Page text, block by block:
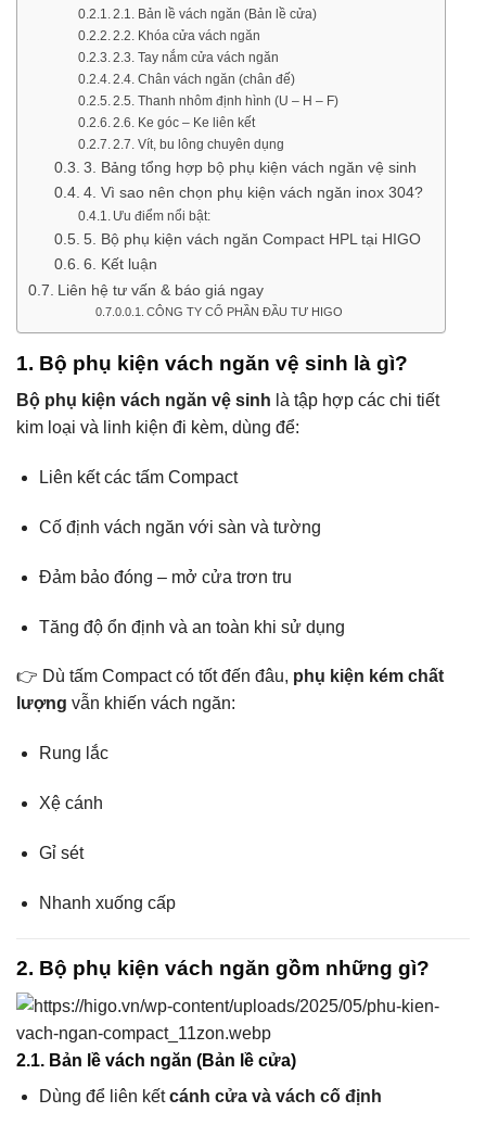
2.1. Bản lề vách ngăn (Bản lề cửa)
2.2. Khóa cửa vách ngăn
2.3. Tay nắm cửa vách ngăn
2.4. Chân vách ngăn (chân đế)
2.5. Thanh nhôm định hình (U – H – F)
2.6. Ke góc – Ke liên kết
2.7. Vít, bu lông chuyên dụng
3. Bảng tổng hợp bộ phụ kiện vách ngăn vệ sinh
4. Vì sao nên chọn phụ kiện vách ngăn inox 304?
Ưu điểm nổi bật:
5. Bộ phụ kiện vách ngăn Compact HPL tại HIGO
6. Kết luận
Liên hệ tư vấn & báo giá ngay
CÔNG TY CỔ PHẦN ĐẦU TƯ HIGO
1. Bộ phụ kiện vách ngăn vệ sinh là gì?
Bộ phụ kiện vách ngăn vệ sinh là tập hợp các chi tiết
kim loại và linh kiện đi kèm, dùng để:
Liên kết các tấm Compact
Cố định vách ngăn với sàn và tường
Đảm bảo đóng – mở cửa trơn tru
Tăng độ ổn định và an toàn khi sử dụng
👉 Dù tấm Compact có tốt đến đâu, phụ kiện kém chất
lượng vẫn khiến vách ngăn:
Rung lắc
Xệ cánh
Gỉ sét
Nhanh xuống cấp
2. Bộ phụ kiện vách ngăn gồm những gì?
2.1. Bản lề vách ngăn (Bản lề cửa)
Dùng để liên kếtcánh cửa và vách cố định